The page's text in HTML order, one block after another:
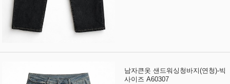
남자큰옷 샌드워싱청바지(연청)-빅
사이즈 A60307